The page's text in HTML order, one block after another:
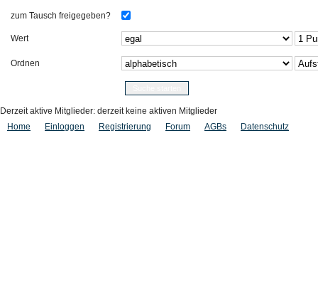
zum Tausch freigegeben?
Wert
Ordnen
Derzeit aktive Mitglieder: derzeit keine aktiven Mitglieder
Home
Einloggen Registrierung Forum AGBs Datenschutz